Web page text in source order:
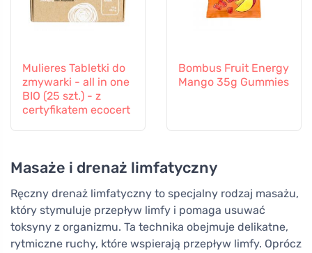
Mulieres Tabletki do
zmywarki - all in one
BIO (25 szt.) - z
certyfikatem ecocert
Bombus Fruit Energy
Mango 35g Gummies
Masaże i drenaż limfatyczny
Ręczny drenaż limfatyczny to specjalny rodzaj masażu,
który stymuluje przepływ limfy i pomaga usuwać
toksyny z organizmu. Ta technika obejmuje delikatne,
rytmiczne ruchy, które wspierają przepływ limfy. Oprócz